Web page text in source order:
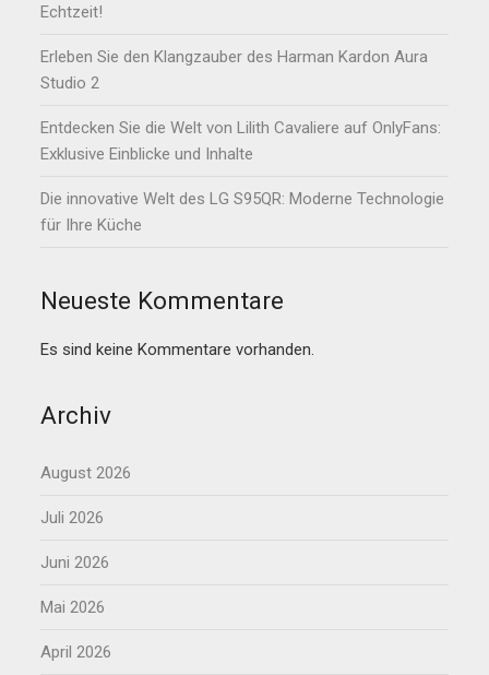
Echtzeit!
Erleben Sie den Klangzauber des Harman Kardon Aura
Studio 2
Entdecken Sie die Welt von Lilith Cavaliere auf OnlyFans:
Exklusive Einblicke und Inhalte
Die innovative Welt des LG S95QR: Moderne Technologie
für Ihre Küche
Neueste Kommentare
Es sind keine Kommentare vorhanden.
Archiv
August 2026
Juli 2026
Juni 2026
Mai 2026
April 2026